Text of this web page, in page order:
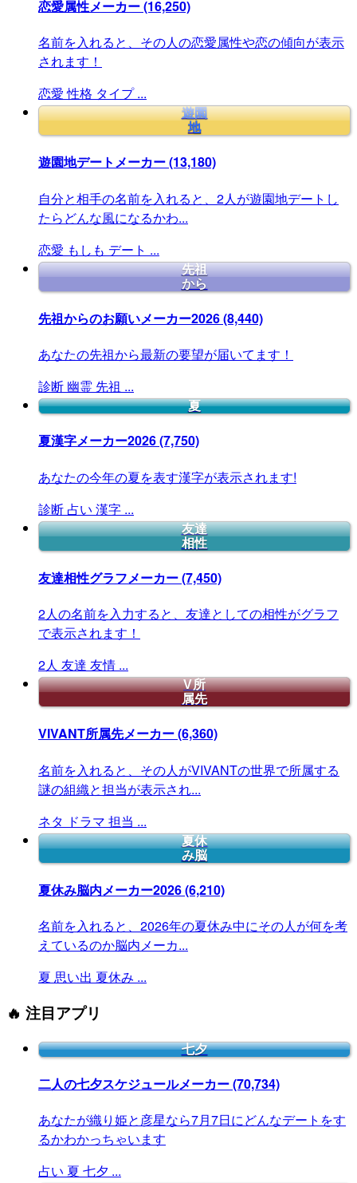
恋愛属性メーカー(16,250)
名前を入れると、その人の恋愛属性や恋の傾向が表示
されます！
恋愛 性格 タイプ ...
遊園
地
遊園地デートメーカー(13,180)
自分と相手の名前を入れると、2人が遊園地デートし
たらどんな風になるかわ...
恋愛 もしも デート ...
先祖
から
先祖からのお願いメーカー2026(8,440)
あなたの先祖から最新の要望が届いてます！
診断 幽霊 先祖 ...
夏
夏漢字メーカー2026(7,750)
あなたの今年の夏を表す漢字が表示されます!
診断 占い 漢字 ...
友達
相性
友達相性グラフメーカー(7,450)
2人の名前を入力すると、友達としての相性がグラフ
で表示されます！
2人 友達 友情 ...
V所
属先
VIVANT所属先メーカー(6,360)
名前を入れると、その人がVIVANTの世界で所属する
謎の組織と担当が表示され...
ネタ ドラマ 担当 ...
夏休
み脳
夏休み脳内メーカー2026(6,210)
名前を入れると、2026年の夏休み中にその人が何を考
えているのか脳内メーカ...
夏 思い出 夏休み ...
🔥 注目アプリ
七夕
二人の七夕スケジュールメーカー(70,734)
あなたが織り姫と彦星なら7月7日にどんなデートをす
るかわかっちゃいます
占い 夏 七夕 ...